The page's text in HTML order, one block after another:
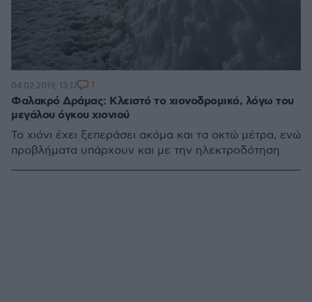
Φαλακρό Δράμας: Κλειστό το χιονοδρομικό, λόγω του
μεγάλου όγκου χιονιού
Το χιόνι έχει ξεπεράσει ακόμα και τα οκτώ μέτρα, ενώ
προβλήματα υπάρχουν και με την ηλεκτροδότηση
04.02.2019, 13:17 1